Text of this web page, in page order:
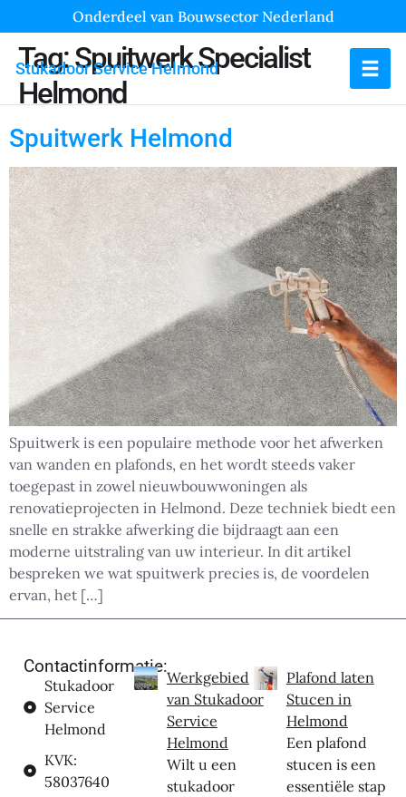
Onderdeel van Bouwsector Nederland
Stukadoor Service Helmond
Tag:Spuitwerk Specialist
Helmond
Spuitwerk Helmond
Spuitwerk is een populaire methode voor het afwerken
van wanden en plafonds, en het wordt steeds vaker
toegepast in zowel nieuwbouwwoningen als
renovatieprojecten in Helmond. Deze techniek biedt een
snelle en strakke afwerking die bijdraagt aan een
moderne uitstraling van uw interieur. In dit artikel
bespreken we wat spuitwerk precies is, de voordelen
ervan, het […]
Contactinformatie:
Stukadoor
Service
Helmond
KVK:
58037640
Werkgebied
van Stukadoor
Service
Helmond
Wilt u een
stukadoor
Plafond laten
Stucen in
Helmond
Een plafond
stucen is een
essentiële stap